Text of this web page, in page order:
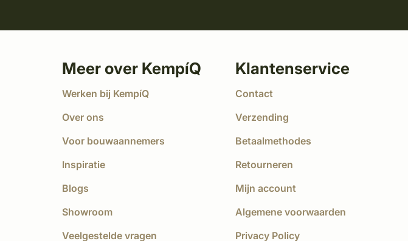
Meer over KempíQ
Werken bij KempíQ
Over ons
Voor bouwaannemers
Inspiratie
Blogs
Showroom
Veelgestelde vragen
Klantenservice
Contact
Verzending
Betaalmethodes
Retourneren
Mijn account
Algemene voorwaarden
Privacy Policy